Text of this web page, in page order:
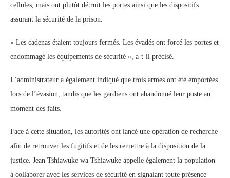
cellules, mais ont plutôt détruit les portes ainsi que les dispositifs
assurant la sécurité de la prison.
« Les cadenas étaient toujours fermés. Les évadés ont forcé les portes et
endommagé les équipements de sécurité », a-t-il précisé.
L’administrateur a également indiqué que trois armes ont été emportées
lors de l’évasion, tandis que les gardiens ont abandonné leur poste au
moment des faits.
Face à cette situation, les autorités ont lancé une opération de recherche
afin de retrouver les fugitifs et de les remettre à la disposition de la
justice. Jean Tshiawuke wa Tshiawuke appelle également la population
à collaborer avec les services de sécurité en signalant toute présence